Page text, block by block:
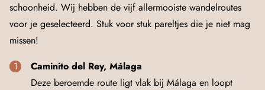
schoonheid. Wij hebben de vijf allermooiste wandelroutes
voor je geselecteerd. Stuk voor stuk pareltjes die je niet mag
missen!
Caminito del Rey, Málaga
Deze beroemde route ligt vlak bij Málaga en loopt